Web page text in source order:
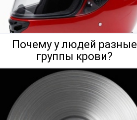
Почему у людей разные
группы крови?